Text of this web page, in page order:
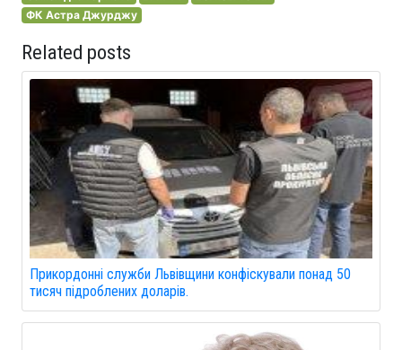
ФК Астра Джурджу
Related posts
Прикордонні служби Львівщини конфіскували понад 50
тисяч підроблених доларів.